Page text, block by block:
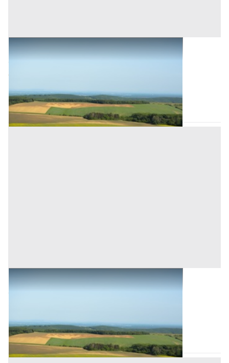
Terreni all'asta a Monselice
22.500 €
Codice asta:45af4c3d
28/09/2026
Terreni all'asta a Monselice
Codice asta:a2046975
17/09/2026